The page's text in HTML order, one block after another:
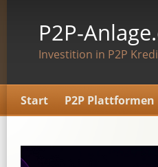
P2P-
Investition in P2P
Start P2P Plattformen